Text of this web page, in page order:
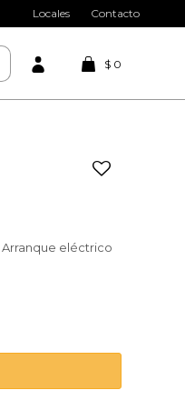
$ 0
Locales Contacto
Arranque eléctrico